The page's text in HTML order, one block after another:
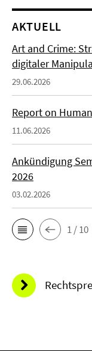
AKTUELL
Art and Crime:
digitaler
29.06.2026
Report on
11.06.2026
Ankündigung
2026
03.02.2026
1 / 10